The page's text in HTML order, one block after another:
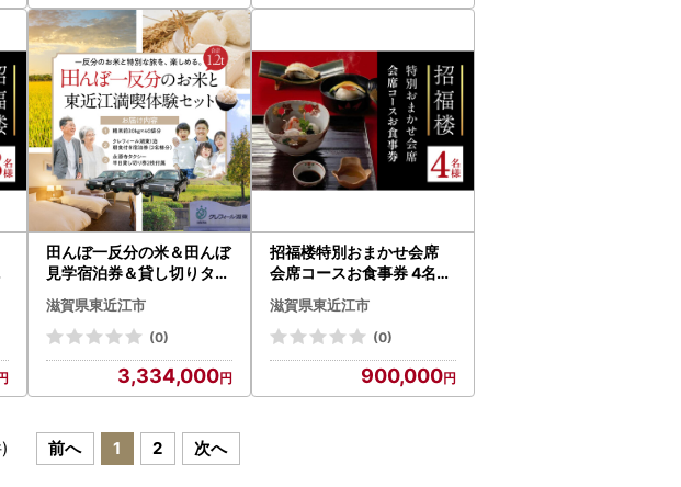
田んぼ一反分の米＆田んぼ
見学宿泊券＆貸し切りタク
シー券 株式会社TKS 滋賀
県 東近江市 CCC-D01 ク
レフィール湖東 米 30kg 4
0袋 宿泊券 ペア 観光 タク
シー 貸切 滋賀 一反
滋賀県東近江市
(0)
3,334,000
招福楼特別おまかせ会席
会席コースお食事券 4名様
株式会社招福楼 滋賀県 東
近江市 IO01 懐石料理 食事
券 4名様 記念日 お祝い 老
舗 招待券 接待 親族
滋賀県東近江市
(0)
900,000
前へ 1 2 次へ